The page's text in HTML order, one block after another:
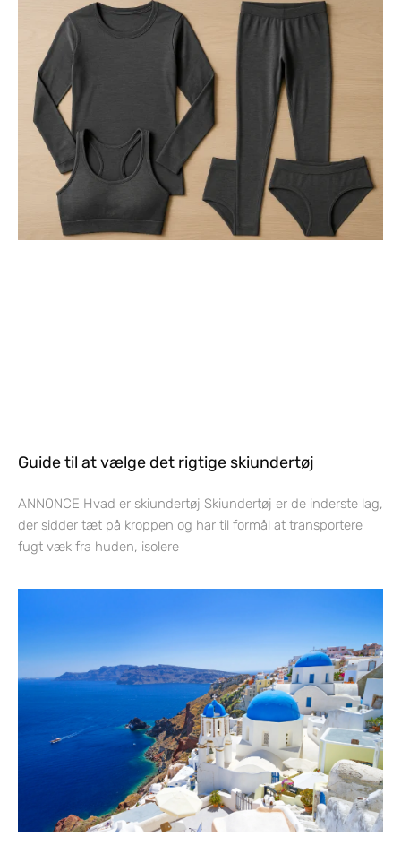
Guide til at vælge det rigtige skiundertøj
ANNONCE Hvad er skiundertøj Skiundertøj er de inderste lag,
der sidder tæt på kroppen og har til formål at transportere
fugt væk fra huden, isolere